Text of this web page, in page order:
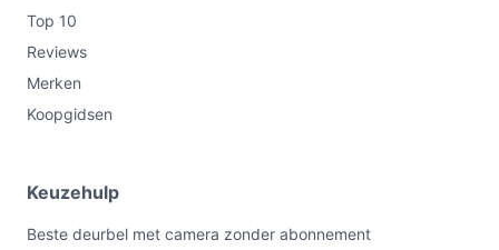
Top 10
Reviews
Merken
Koopgidsen
Keuzehulp
Beste deurbel met camera zonder abonnement